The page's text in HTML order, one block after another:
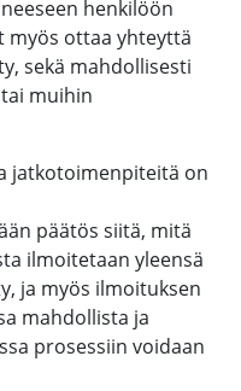
henkilöön
myös ottaa yhteyttä
sekä mahdollisesti
muihin
jatkotoimenpiteitä on
päätös siitä, mitä
ilmoitetaan yleensä
ja myös ilmoituksen
mahdollista ja
prosessiin voidaan